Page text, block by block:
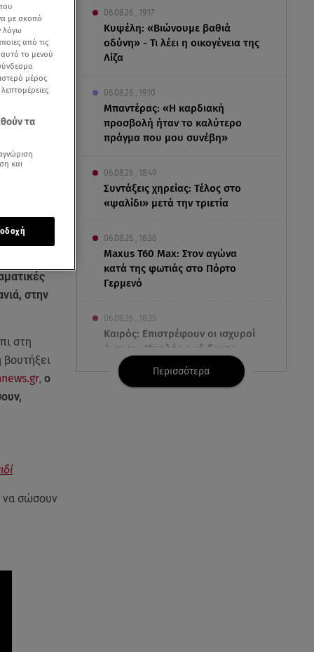
06.08.26 , 19:17
Κυψέλη: «Βιώνουμε βαθιά
οδύνη» - Τι λέει η οικογένεια της
Λίζα
06.08.26 , 19:10
Μπαντέρας: «Η καρδιακή
προσβολή ήταν το καλύτερο
πράγμα που μου συνέβη»
06.08.26 , 18:49
Συντάξεις χηρείας: Τέλος στο
«ψαλίδι» μετά την τριετία
06.08.26 , 18:38
Maxus T60 Max: Στον αγώνα
κατά της φωτιάς στο Πόρτο
Γερμενό
06.08.26 , 18:35
Καιρός: Επιστρέφουν οι ισχυροί
άνεμοι - Υψηλός ο κίνδυνος
πυρκαγιάς
Περισσότερα
στην
στη
, ο
να σώσουν
με σκοπό
λόγω
από τις
αυτό το μενού
μέρος
τα
και